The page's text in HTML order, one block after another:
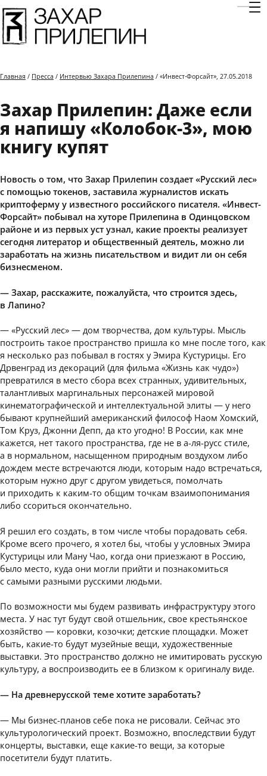
Главная / Пресса / Интервью Захара Прилепина / «Инвест-Форсайт», 27.05.2018
Захар Прилепин: Даже если
я напишу «Колобок-3», мою
книгу купят
Новость о том, что Захар Прилепин создает «Русский лес»
с помощью токенов, заставила журналистов искать
криптоферму у известного российского писателя. «Инвест-
Форсайт» побывал на хуторе Прилепина в Одинцовском
районе и из первых уст узнал, какие проекты реализует
сегодня литератор и общественный деятель, можно ли
заработать на жизнь писательством и видит ли он себя
бизнесменом.
— Захар, расскажите, пожалуйста, что строится здесь,
в Лапино?
— «Русский лес» — дом творчества, дом культуры. Мысль
построить такое пространство пришла ко мне после того, как
я несколько раз побывал в гостях у Эмира Кустурицы. Его
Дрвенград из декораций (для фильма «Жизнь как чудо»)
превратился в место сбора всех странных, удивительных,
талантливых маргинальных персонажей мировой
кинематографической и интеллектуальной элиты — у него
бывают крупнейший американский философ Наом Хомский,
Том Круз, Джонни Депп, да кто угодно! В России, как мне
кажется, нет такого пространства, где не в а-ля-русс стиле,
а в нормальном, насыщенном природным воздухом либо
дождем месте встречаются люди, которым надо встречаться,
которым нужно друг с другом увидеться, помолчать
и приходить к каким-то общим точкам взаимопонимания
либо ссориться окончательно.
Я решил его создать, в том числе чтобы порадовать себя.
Кроме всего прочего, я хотел бы, чтобы у условных Эмира
Кустурицы или Ману Чао, когда они приезжают в Россию,
было место, куда они могли прийти и познакомиться
с самыми разными русскими людьми.
По возможности мы будем развивать инфраструктуру этого
места. У нас тут будут свой отшельник, свое крестьянское
хозяйство — коровки, козочки; детские площадки. Может
быть, какие-то будут музейные вещи, художественные
выставки. Это пространство должно не имитировать русскую
культуру, а воспроизводить ее в близком к оригиналу виде.
— На древнерусской теме хотите заработать?
— Мы бизнес-планов себе пока не рисовали. Сейчас это
культурологический проект. Возможно, впоследствии будут
концерты, выставки, еще какие-то вещи, за которые
посетители будут платить.